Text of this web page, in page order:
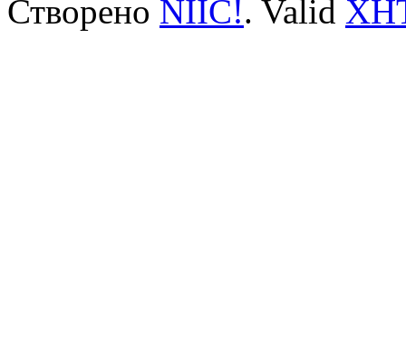
Створено NIIC!. Valid